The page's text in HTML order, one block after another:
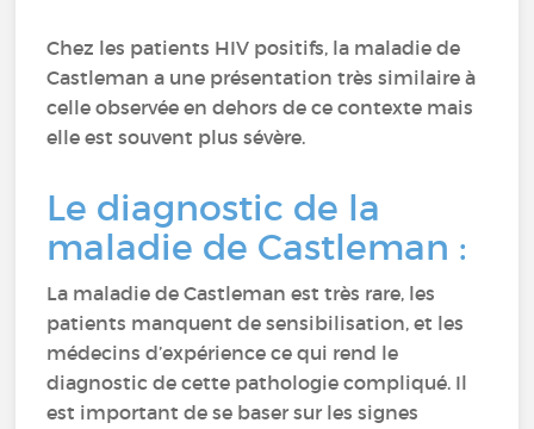
Chez les patients HIV positifs, la maladie de
Castleman a une présentation très similaire à
celle observée en dehors de ce contexte mais
elle est souvent plus sévère.
Le diagnostic de la
maladie de Castleman :
La maladie de Castleman est très rare, les
patients manquent de sensibilisation, et les
médecins d’expérience ce qui rend le
diagnostic de cette pathologie compliqué. Il
est important de se baser sur les signes